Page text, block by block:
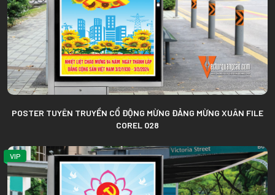
POSTER TUYÊN TRUYỀN CỔ ĐỘNG MỪNG ĐẢNG MỪNG XUÂN FILE
COREL 028
VIP